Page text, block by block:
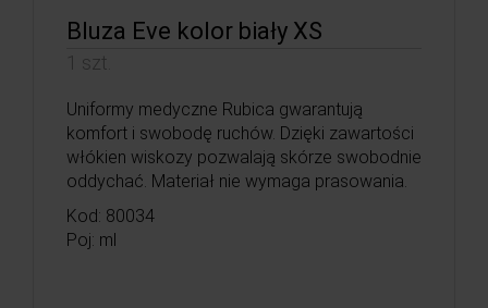
Bluza Eve kolor biały XS
1 szt.
Uniformy medyczne Rubica gwarantują
komfort i swobodę ruchów. Dzięki zawartości
włókien wiskozy pozwalają skórze swobodnie
oddychać. Materiał nie wymaga prasowania.
Kod: 80034
Poj: ml